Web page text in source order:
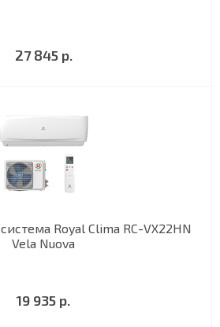
27 845 р.
Royal Clima RC-VX22HN
Vela Nuova
19 935 р.